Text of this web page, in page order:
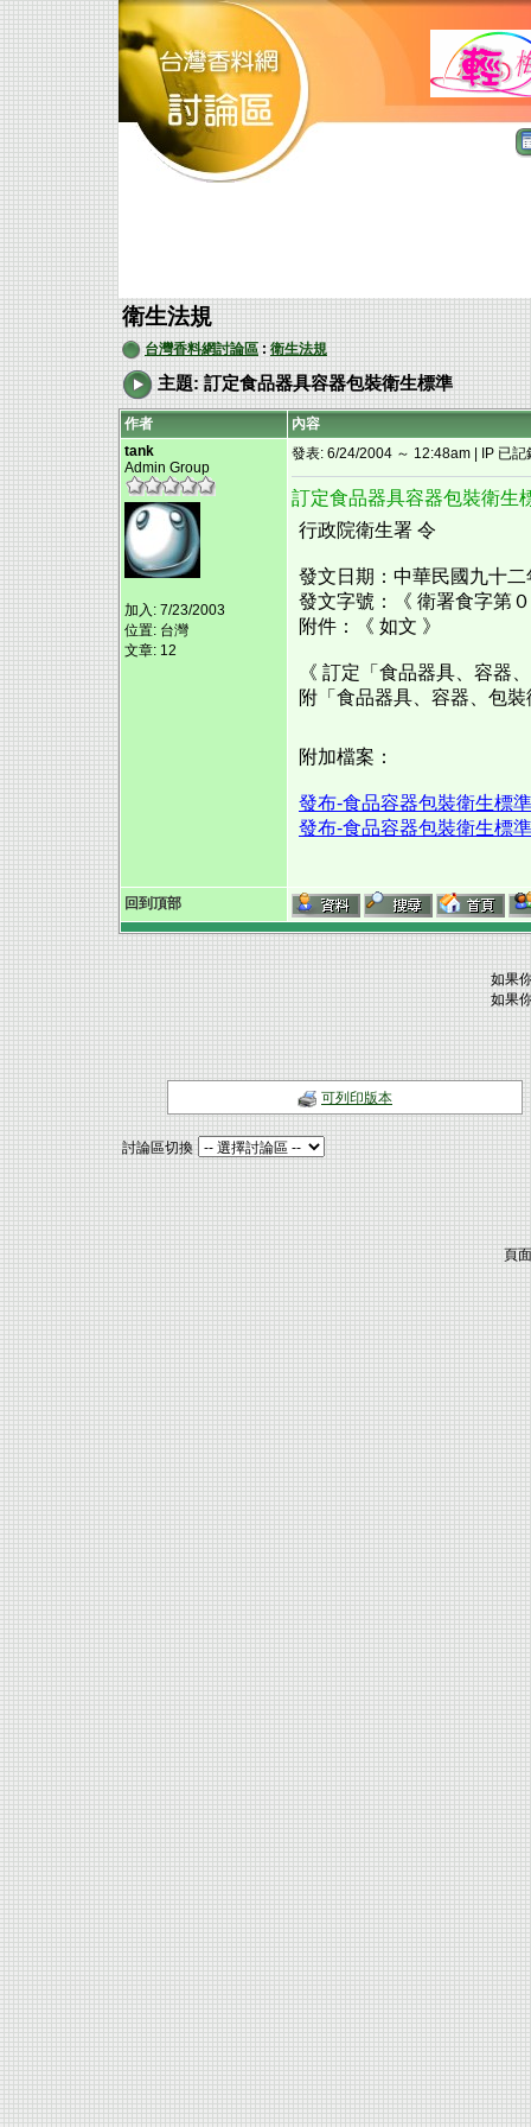
衛生法規
台灣香料網討論區 : 衛生法規
主題: 訂定食品器具容器包裝衛生標準
作者
內容
tank
Admin Group
加入: 7/23/2003
位置: 台灣
文章: 12
發表: 6/24/2004 ～ 12:48am | IP 已記
訂定食品器具容器包裝衛生
行政院衛生署 令
發文日期：中華民國九十
發文字號：《 衛署食字第
附件：《 如文 》
《 訂定「食品器具、容器
附「食品器具、容器、包
附加檔案：
發布-食品容器包裝衛生標
發布-食品容器包裝衛生標
回到頂部
如果
如果
可列印版本
討論區切換
頁